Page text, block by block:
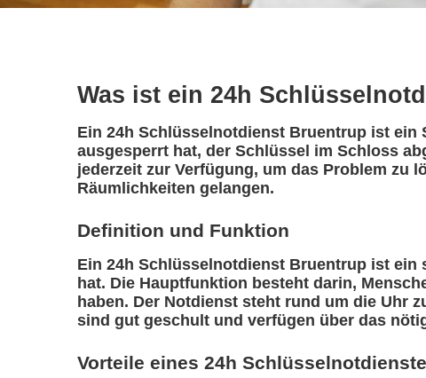
Was ist ein 24h
Ein 24h Schlüsselnotdienst Bruentrup ist ein
ausgesperrt hat, der Schlüssel im Schloss
jederzeit zur Verfügung, um das Problem zu
Räumlichkeiten gelangen.
Definition und Funktion
Ein 24h Schlüsselnotdienst Bruentrup ist
hat. Die Hauptfunktion besteht darin,
haben. Der Notdienst steht rund um die Uhr
sind gut geschult und verfügen über das
Vorteile eines 24h